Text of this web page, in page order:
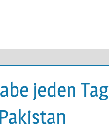
jeden Tag